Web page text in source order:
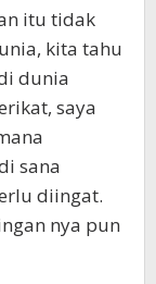
itu tidak
kita tahu
dunia
saya
sana
diingat.
nya pun